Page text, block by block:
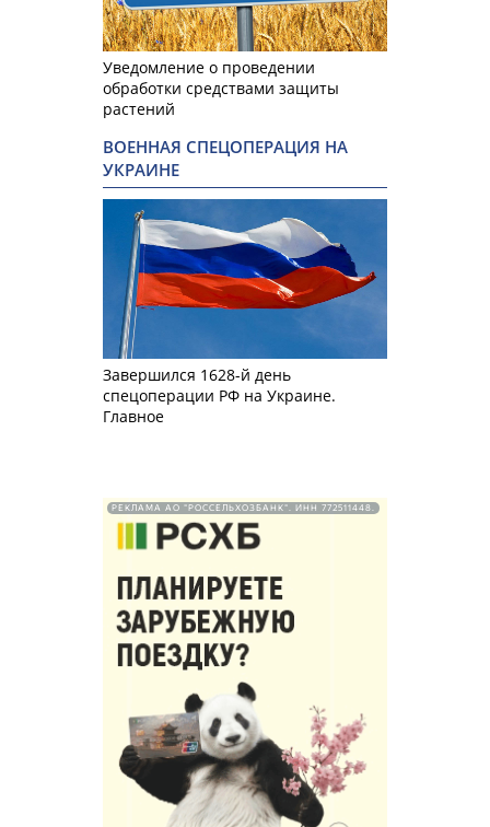
Уведомление о проведении
обработки средствами защиты
растений
ВОЕННАЯ СПЕЦОПЕРАЦИЯ НА
УКРАИНЕ
Завершился 1628-й день
спецоперации РФ на Украине.
Главное
РЕКЛАМА АО "РОССЕЛЬХОЗБАНК". ИНН 772511448.